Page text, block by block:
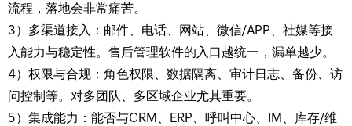
流程，落地会非常痛苦。
3）多渠道接入：邮件、电话、网站、微信/APP、社媒等接
入能力与稳定性。售后管理软件的入口越统一，漏单越少。
4）权限与合规：角色权限、数据隔离、审计日志、备份、访
问控制等。对多团队、多区域企业尤其重要。
5）集成能力：能否与CRM、ERP、呼叫中心、IM、库存/维